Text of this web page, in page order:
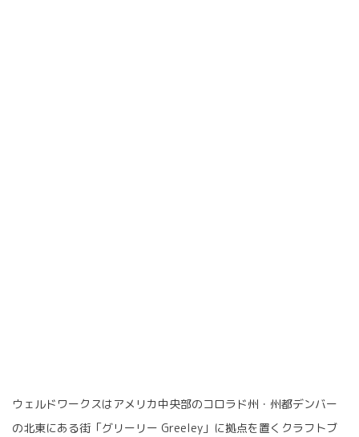
ウェルドワークスはアメリカ中央部のコロラド州・州都デンバー
の北東にある街「グリーリー Greeley」に拠点を置くクラフトブ